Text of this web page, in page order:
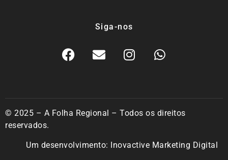
Siga-nos
© 2025 – A Folha Regional – Todos os direitos
reservados.
Um desenvolvimento: Inovactive Marketing Digital